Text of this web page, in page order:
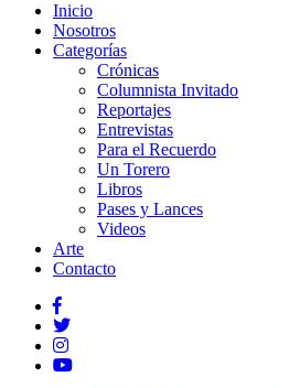
Inicio
Nosotros
Categorías
Crónicas
Columnista Invitado
Reportajes
Entrevistas
Para el Recuerdo
Un Torero
Libros
Pases y Lances
Videos
Arte
Contacto